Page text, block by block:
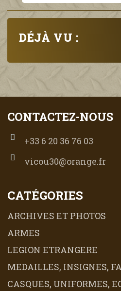
DÉJÀ VU :
CONTACTEZ-NOUS
+33 6 20 36 76 03
vicou30@orange.fr
CATÉGORIES
ARCHIVES ET PHOTOS
ARMES
LEGION ETRANGERE
MEDAILLES, INSIGNES,
CASQUES, UNIFORMES,